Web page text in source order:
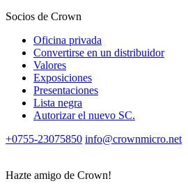
Socios de Crown
Oficina privada
Convertirse en un distribuidor
Valores
Exposiciones
Presentaciones
Lista negra
Autorizar el nuevo SС.
+0755-23075850 info@crownmicro.net
Hazte amigo de Crown!